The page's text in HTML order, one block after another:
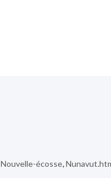
Nouvelle-écosse,